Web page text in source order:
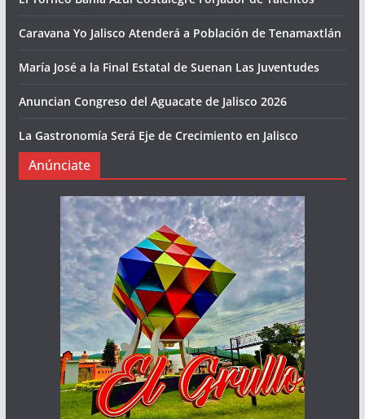
Caravana Yo Jalisco Atenderá a Población de Tenamaxtlán
María José a la Final Estatal de Suenan Las Juventudes
Anuncian Congreso del Aguacate de Jalisco 2026
La Gastronomía Será Eje de Crecimiento en Jalisco
Anúnciate